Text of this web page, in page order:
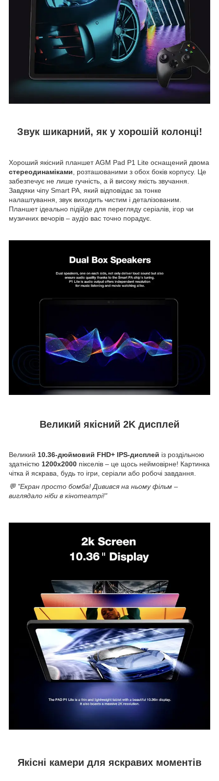
Звук шикарний, як у хорошій колонці!
Хороший якісний планшет AGM Pad P1 Lite оснащений двома
стереодинаміками , розташованими з обох боків корпусу. Це
забезпечує не лише гучність, а й високу якість звучання.
Завдяки чіпу Smart PA, який відповідає за тонке
налаштування, звук виходить чистим і деталізованим.
Планшет ідеально підійде для перегляду серіалів, ігор чи
музичних вечорів – аудіо вас точно порадує.
Великий якісний 2K дисплей
Великий 10.36-дюймовий FHD+ IPS-дисплей із роздільною
здатністю 1200x2000 пікселів – це щось неймовірне! Картинка
чітка й яскрава, будь то ігри, серіали або робочі завдання.
💬 "Екран просто бомба! Дивився на ньому фільм –
виглядало ніби в кінотеатрі!"
Якісні камери для яскравих моментів